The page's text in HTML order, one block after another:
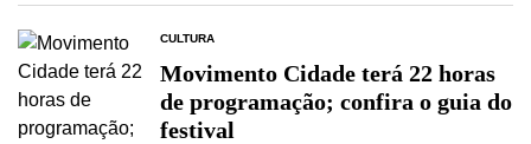
CULTURA
Movimento Cidade terá 22 horas
de programação; confira o guia do
festival